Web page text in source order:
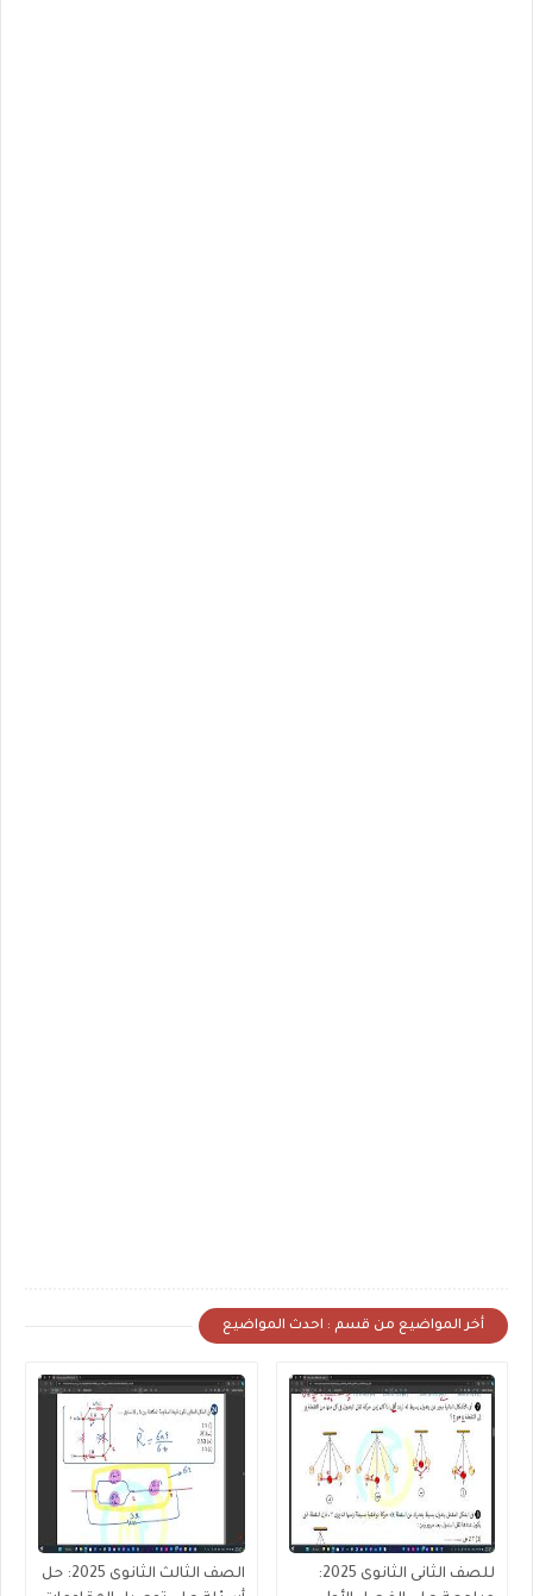
أخر المواضيع من قسم : احدث المواضيع
للصف الثانى الثانوى 2025:
الصف الثالث الثانوى 2025: حل